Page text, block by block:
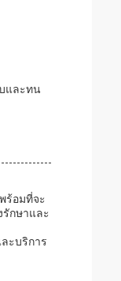
และทน
ร้อมที่จะ
รักษาและ
ะบริการ